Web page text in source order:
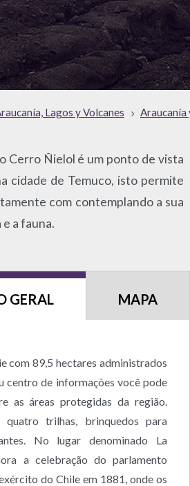
Lagos y Volcanes Araucanía
Cerro Ñielol é um ponto de vista
cidade de Temuco, isto permite
com contemplando a sua
a fauna.
GERAL MAPA
com 89,5 hectares administrados
centro de informações você pode
as áreas protegidas da região.
quatro trilhas, brinquedos para
No lugar denominado La
a celebração do parlamento
do Chile em 1881, onde os